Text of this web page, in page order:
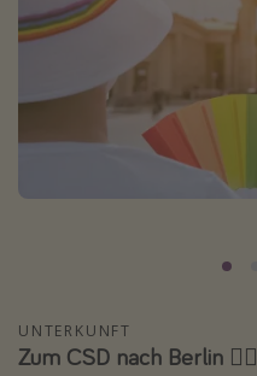
Reiseziele
Alle Reiseziele
Bodensee Urlaub
Normandie Urlaub
Krabi Urlaub
UNTERKUNFT
Zum CSD nach Berlin 🏳️‍🌈